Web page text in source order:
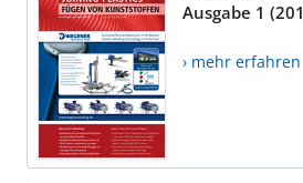
Ausgabe 1
› mehr erfahren